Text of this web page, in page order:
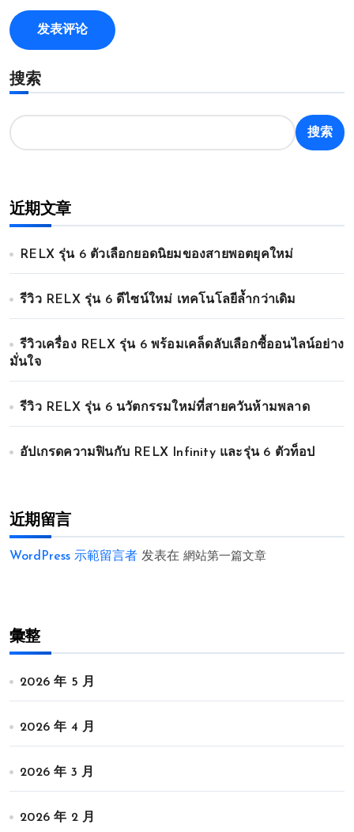
搜索
搜索
近期文章
RELX รุ่น 6 ตัวเลือกยอดนิยมของสายพอตยุคใหม่
รีวิว RELX รุ่น 6 ดีไซน์ใหม่ เทคโนโลยีล้ำกว่าเดิม
รีวิวเครื่อง RELX รุ่น 6 พร้อมเคล็ดลับเลือกซื้ออนไลน์อย่าง
มั่นใจ
รีวิว RELX รุ่น 6 นวัตกรรมใหม่ที่สายควันห้ามพลาด
อัปเกรดความฟินกับ RELX Infinity และรุ่น 6 ตัวท็อป
近期留言
WordPress 示範留言者 发表在 網站第一篇文章
彙整
2026 年 5 月
2026 年 4 月
2026 年 3 月
2026 年 2 月